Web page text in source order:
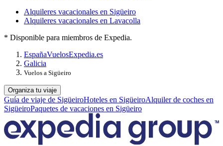
Alquileres vacacionales en Sigüeiro
Alquileres vacacionales en Lavacolla
* Disponible para miembros de Expedia.
EspañaVuelosExpedia.es
Galicia
Vuelos a Sigüeiro
Organiza tu viaje
Guía de viaje de SigüeiroHoteles en SigüeiroAlquiler de coches en
SigüeiroPaquetes de vacaciones en Sigüeiro